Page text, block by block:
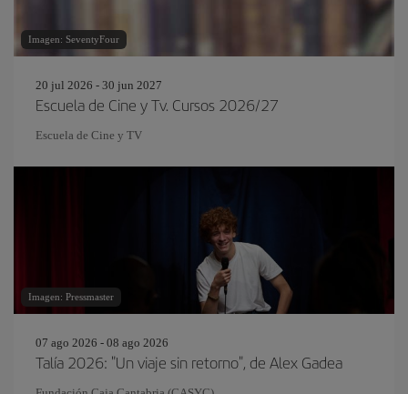
Imagen: SeventyFour
20 jul 2026 - 30 jun 2027
Escuela de Cine y Tv. Cursos 2026/27
Escuela de Cine y TV
Imagen: Pressmaster
07 ago 2026 - 08 ago 2026
Talía 2026: "Un viaje sin retorno", de Alex Gadea